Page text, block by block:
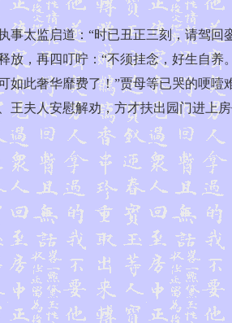
监启道：“时已丑正三刻，请驾回
放，再四叮咛：“不须挂念，好生自
如此奢华靡费了！”贾母等已哭的哽
王夫人安慰解劝，方才扶出园门进